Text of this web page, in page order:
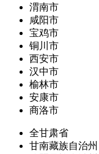
渭南市
咸阳市
宝鸡市
铜川市
西安市
汉中市
榆林市
安康市
商洛市
全甘肃省
甘南藏族自治州